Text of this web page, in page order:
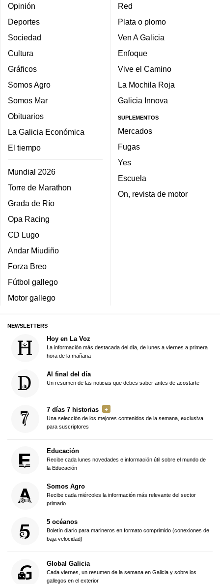
Opinión
Deportes
Sociedad
Cultura
Gráficos
Somos Agro
Somos Mar
Obituarios
La Galicia Económica
El tiempo
Mundial 2026
Torre de Marathon
Grada de Río
Opa Racing
CD Lugo
Andar Miudiño
Forza Breo
Fútbol gallego
Motor gallego
Red
Plata o plomo
Ven A Galicia
Enfoque
Vive el Camino
La Mochila Roja
Galicia Innova
SUPLEMENTOS
Mercados
Fugas
Yes
Escuela
On, revista de motor
NEWSLETTERS
Hoy en La Voz
La información más destacada del día, de lunes a viernes a primera
hora de la mañana
Al final del día
Un resumen de las noticias que debes saber antes de acostarte
7 días 7 historias
Una selección de los mejores contenidos de la semana, exclusiva
para suscriptores
Educación
Recibe cada lunes novedades e información útil sobre el mundo de
la Educación
Somos Agro
Recibe cada miércoles la información más relevante del sector
primario
5 océanos
Boletín diario para marineros en formato comprimido (conexiones de
baja velocidad)
Global Galicia
Cada viernes, un resumen de la semana en Galicia y sobre los
gallegos en el exterior